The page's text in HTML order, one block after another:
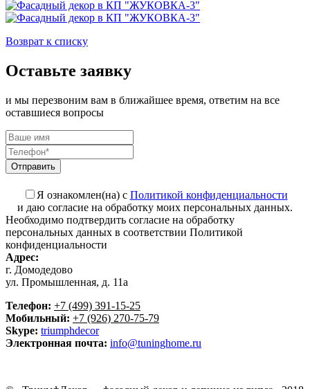
Возврат к списку
Оставьте заявку
и мы перезвоним вам в ближайшее время, ответим на все
оставшиеся вопросы
Я ознакомлен(на) с Политикой конфиденциальности
и даю согласие на обработку моих персональных данных.
Необходимо подтвердить согласие на обработку
персональных данных в соответствии Политикой
конфиденциальности
Адрес:
г. Домодедово
ул. Промышленная, д. 11а
Телефон: +7 (499) 391-15-25
Мобильный: +7 (926) 270-75-79
Skype: triumphdecor
Электронная почта: info@tuninghome.ru